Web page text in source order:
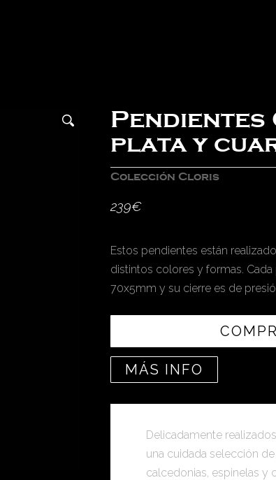
Pendientes
plata y
Colección Cloris
239€
Estos pendientes están
distintos colores y formas.
70x5mm y su cierre es de
MÁS INFO
Delicadamente
una cuidada selección
calcedonias, espinelas y